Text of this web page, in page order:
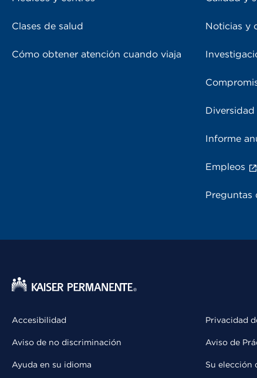
Clases de salud
Cómo obtener atención cuando viaja
Noticias y
Informe
Empleos
Preguntas
Accesibilidad
Aviso de no discriminación
Ayuda en su idioma
Privacidad
Aviso de
Su elección